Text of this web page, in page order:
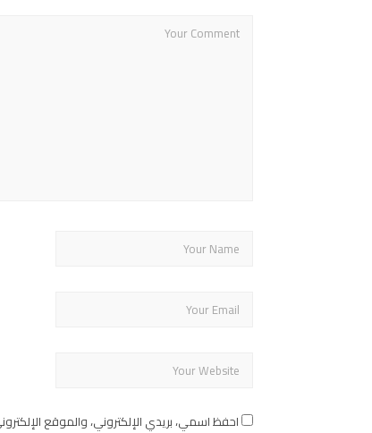
احفظ اسمي، بريدي الإلكتروني، والموقع